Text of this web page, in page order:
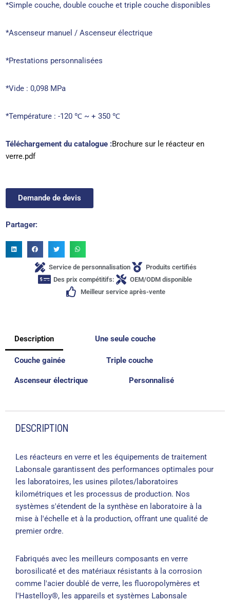
*Simple couche, double couche et triple couche disponibles
*Ascenseur manuel / Ascenseur électrique
*Prestations personnalisées
*Vide : 0,098 MPa
*Température : -120 ℃ ~ + 350 ℃
Téléchargement du catalogue :Brochure sur le réacteur en
verre.pdf
Demande de devis
Partager:
Service de personnalisation
Produits certifiés
Des prix compétitifs:
OEM/ODM disponible
Meilleur service après-vente
Description Une seule couche
Couche gainée Triple couche
Ascenseur électrique Personnalisé
DESCRIPTION
Les réacteurs en verre et les équipements de traitement
Labonsale garantissent des performances optimales pour
les laboratoires, les usines pilotes/laboratoires
kilométriques et les processus de production. Nos
systèmes s'étendent de la synthèse en laboratoire à la
mise à l'échelle et à la production, offrant une qualité de
premier ordre.
Fabriqués avec les meilleurs composants en verre
borosilicaté et des matériaux résistants à la corrosion
comme l'acier doublé de verre, les fluoropolymères et
l'Hastelloy®, les appareils et systèmes Labonsale